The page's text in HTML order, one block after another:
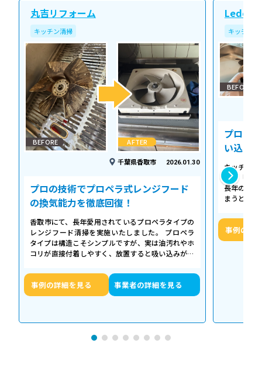
丸吉リフォーム
キッチン清掃
BEFORE AFTER
千葉県香取市 2026.01.30
プロの技術でプロペラ式レンジフード
の換気能力を徹底回復！
香取市にて、長年愛用されているプロペラタイプの
レンジフード清掃を実施いたしました。 プロペラ
タイプは構造こそシンプルですが、実は油汚れやホ
コリが直接付着しやすく、放置すると吸い込みが悪
事例の詳細を見る 事業者の詳細を見る
Ledope
キッチン清
BEFORE
プロの
い込み
キッチン
える「シ
長年の調
まうとご
事例の詳